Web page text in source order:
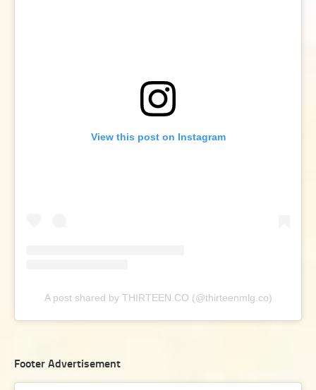
View this post on Instagram
A post shared by THIRTEEN.CO (@thirteenmlg.co)
Footer Advertisement